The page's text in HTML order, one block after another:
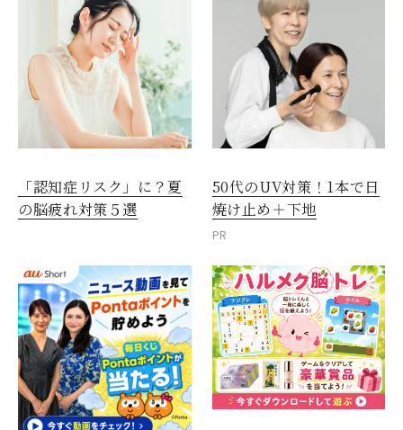
「認知症リスク」に？夏
の脳疲れ対策５選
50代のUV対策！1本で日
焼け止め＋下地
PR